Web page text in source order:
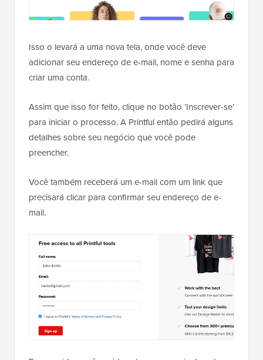
Isso o levará a uma nova tela, onde você deve
adicionar seu endereço de e-mail, nome e senha para
criar uma conta.
Assim que isso for feito, clique no botão ‘Inscrever-se’
para iniciar o processo. A Printful então pedirá alguns
detalhes sobre seu negócio que você pode
preencher.
Você também receberá um e-mail com um link que
precisará clicar para confirmar seu endereço de e-
mail.